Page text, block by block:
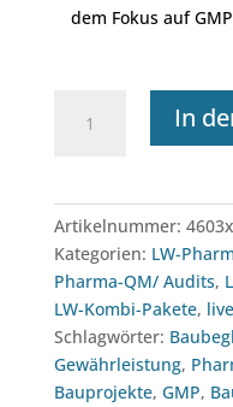
dem Fokus auf
Bauprojekten
Kombi-
(ab
11.09.2026)
In
Artikelnummer:
Kategorien: LW-
Pharma-QM/ Audits,
LW-Kombi-Pakete,
Schlagwörter:
Gewährleistung,
Bauprojekte, GMP,